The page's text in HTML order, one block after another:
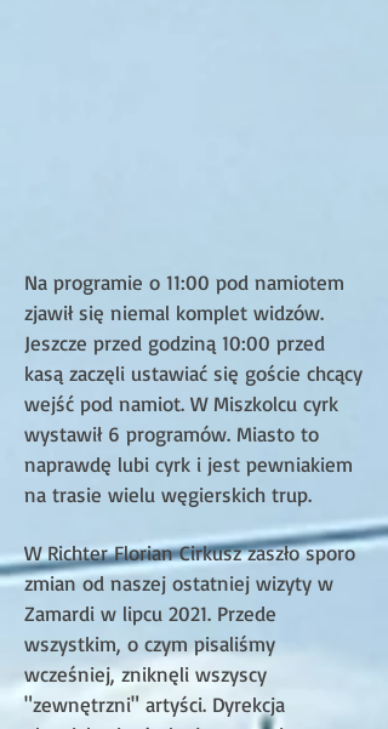
Na programie o 11:00 pod namiotem
zjawił się niemal komplet widzów.
Jeszcze przed godziną 10:00 przed
kasą zaczęli ustawiać się goście chcący
wejść pod namiot. W Miszkolcu cyrk
wystawił 6 programów. Miasto to
naprawdę lubi cyrk i jest pewniakiem
na trasie wielu węgierskich trup.
W Richter Florian Cirkusz zaszło sporo
zmian od naszej ostatniej wizyty w
Zamardi w lipcu 2021. Przede
wszystkim, o czym pisaliśmy
wcześniej, zniknęli wszyscy
"zewnętrzni" artyści. Dyrekcja